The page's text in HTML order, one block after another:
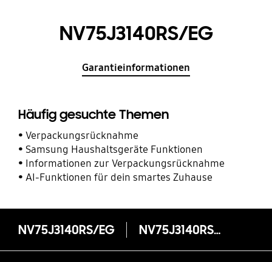
NV75J3140RS/EG
Garantieinformationen
Häufig gesuchte Themen
Verpackungsrücknahme
Samsung Haushaltsgeräte Funktionen
Informationen zur Verpackungsrücknahme
AI-Funktionen für dein smartes Zuhause
NV75J3140RS/EG NV75J3140RS/EG